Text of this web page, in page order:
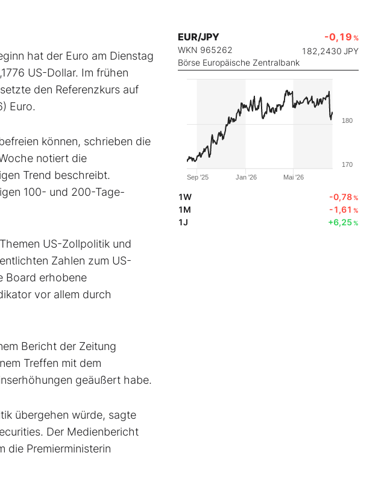
hat der Euro am Dienstag
US-Dollar. Im frühen
den Referenzkurs auf
Euro.
können, schrieben die
notiert die
Trend beschreibt.
100- und 200-Tage-
US-Zollpolitik und
Zahlen zum US-
Board erhobene
vor allem durch
Bericht der Zeitung
Treffen mit dem
geäußert habe.
übergehen würde, sagte
Der Medienbericht
die Premierministerin
EUR/JPY
WKN 965262
Börse Europäische Zentralbank
-0,19 %
182,2430 JPY
Sep '25 Jan '26 Mai '26
170
180
1W -0,78%
1M -1,61 %
1J +6,25%